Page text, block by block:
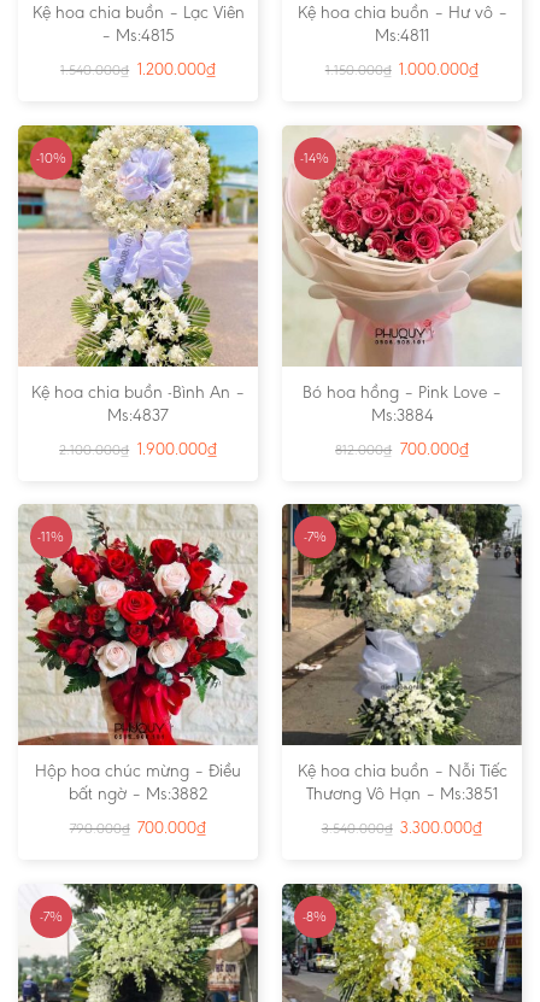
Kệ hoa chia buồn – Lạc Viên
– Ms:4815
1.540.000₫ 1.200.000₫
Kệ hoa chia buồn – Hư vô –
Ms:4811
1.150.000₫ 1.000.000₫
-10%
Kệ hoa chia buồn -Bình An –
Ms:4837
2.100.000₫ 1.900.000₫
-14%
Bó hoa hồng – Pink Love –
Ms:3884
812.000₫ 700.000₫
-11%
Hộp hoa chúc mừng – Điều
bất ngờ – Ms:3882
790.000₫ 700.000₫
-7%
Kệ hoa chia buồn – Nỗi Tiếc
Thương Vô Hạn – Ms:3851
3.540.000₫ 3.300.000₫
-7% -8%